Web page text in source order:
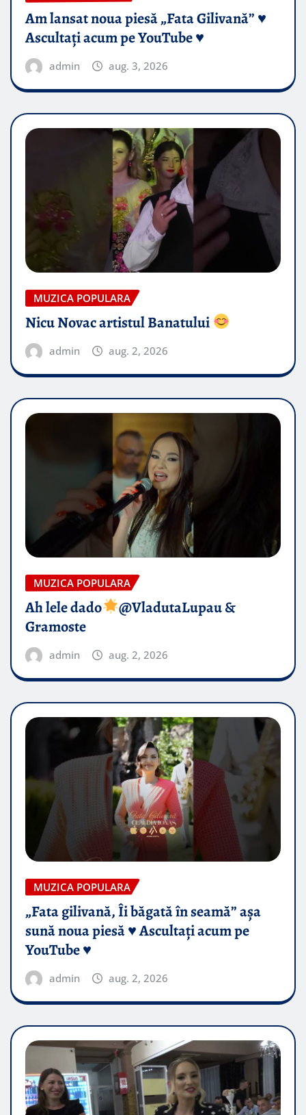
Am lansat noua piesă „Fata Gilivană” ♥️
Ascultați acum pe YouTube ♥️
admin aug. 3, 2026
MUZICA POPULARA
Nicu Novac artistul Banatului
admin aug. 2, 2026
MUZICA POPULARA
Ah lele dado​
@VladutaLupau &
Gramoste
admin aug. 2, 2026
MUZICA POPULARA
„Fata gilivană, Îi băgată în seamă” așa
sună noua piesă ♥️ Ascultați acum pe
YouTube ♥️
admin aug. 2, 2026